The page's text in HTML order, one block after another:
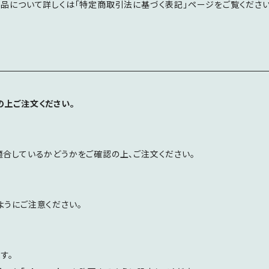
ついて詳しくは「特定商取引法に基づく表記」ページをご覧ください
ご注文ください。
しているかどうかをご確認の上、ご注文ください。
にご注意ください。
。